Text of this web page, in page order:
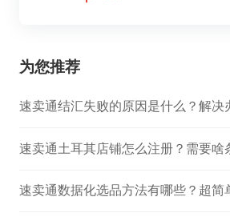
为您推荐
速卖通结汇失败的原因是什么？解决
速卖通土耳其店铺怎么注册？需要啥